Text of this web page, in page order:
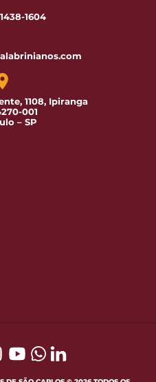
1604
1108, Ipiranga
001
– SP